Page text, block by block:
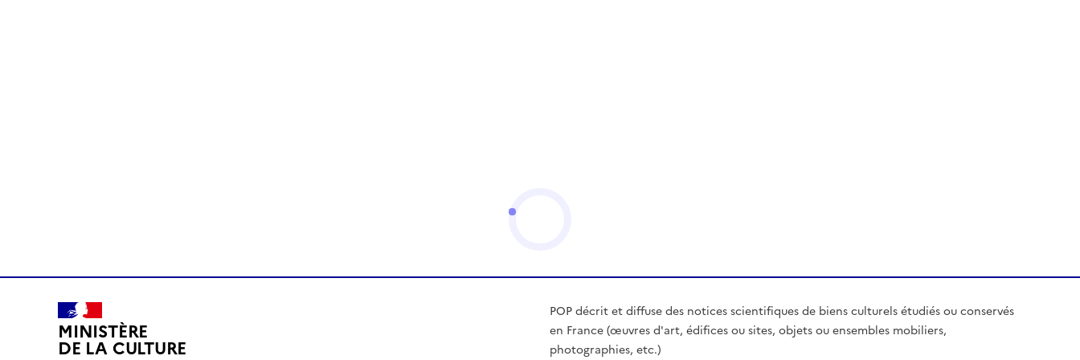
MINISTÈRE
DE LA CULTURE
POP décrit et diffuse des notices scientifiques de biens culturels étudiés ou conservés
en France (œuvres d'art, édifices ou sites, objets ou ensembles mobiliers,
photographies, etc.)